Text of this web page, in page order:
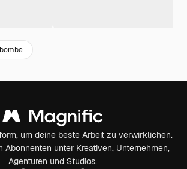
bombe
um deine beste Arbeit zu verwirklichen.
Abonnenten unter Kreativen, Unternehmen,
Agenturen und Studios.